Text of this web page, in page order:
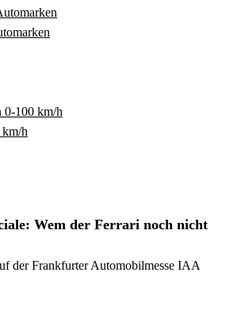
0-100 km/h
h
Wem der Ferrari noch nicht